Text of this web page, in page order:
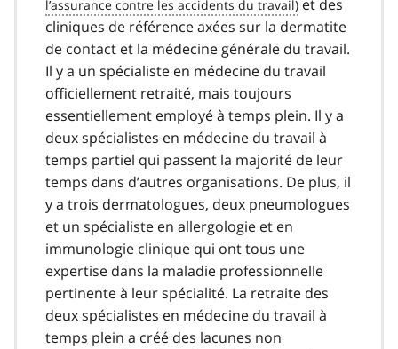
et des
cliniques de référence axées sur la dermatite
de contact et la médecine générale du travail.
Il y a un spécialiste en médecine du travail
officiellement retraité, mais toujours
essentiellement employé à temps plein. Il y a
deux spécialistes en médecine du travail à
temps partiel qui passent la majorité de leur
temps dans d’autres organisations. De plus, il
y a trois dermatologues, deux pneumologues
et un spécialiste en allergologie et en
immunologie clinique qui ont tous une
expertise dans la maladie professionnelle
pertinente à leur spécialité. La retraite des
deux spécialistes en médecine du travail à
temps plein a créé des lacunes non